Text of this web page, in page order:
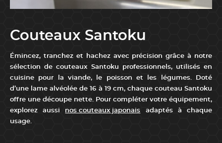
Couteaux Santoku
Émincez, tranchez et hachez avec précision grâce à notre
sélection de couteaux Santoku professionnels, utilisés en
cuisine pour la viande, le poisson et les légumes. Doté
d’une lame alvéolée de 16 à 19 cm, chaque couteau Santoku
offre une découpe nette. Pour compléter votre équipement,
explorez aussi nos couteaux japonais adaptés à chaque
usage.